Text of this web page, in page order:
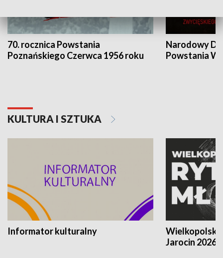
70. rocznica Powstania
Poznańskiego Czerwca 1956 roku
Narodowy
Powstania
KULTURA I SZTUKA
Informator kulturalny
Jarocin 2026